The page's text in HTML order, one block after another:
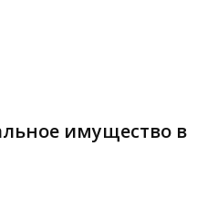
имущество в